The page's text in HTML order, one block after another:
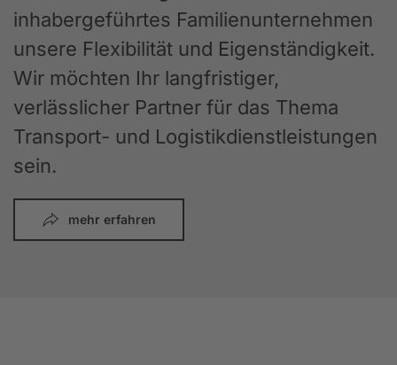
inhabergeführtes Familienunternehmen
unsere Flexibilität und Eigenständigkeit.
Wir möchten Ihr langfristiger,
verlässlicher Partner für das Thema
Transport- und Logistikdienstleistungen
sein.
mehr erfahren